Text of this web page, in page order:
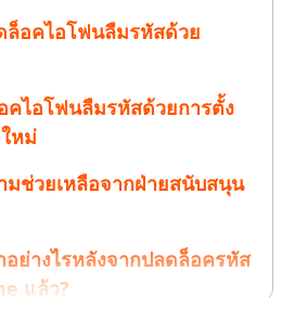
ล็อคไอโฟนลืมรหัสด้วย
คไอโฟนลืมรหัสด้วยการตั้ง
หม่
มช่วยเหลือจากฝ่ายสนับสนุน
ย่างไรหลังจากปลดล็อครหัส
แล้ว?